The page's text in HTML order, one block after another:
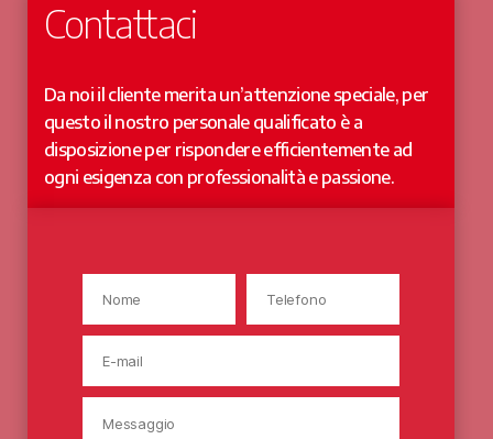
Contattaci
Da noi il cliente merita un’attenzione speciale, per
questo il nostro personale qualificato è a
disposizione per rispondere efficientemente ad
ogni esigenza con professionalità e passione.